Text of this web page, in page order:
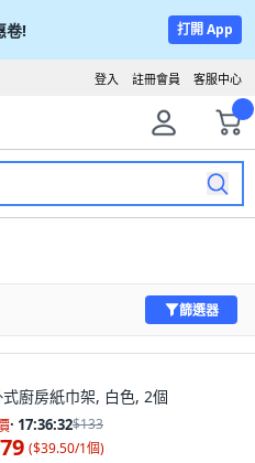
卷! 打開 App
客服中心
註冊會員
登入
篩選器
廚房紙巾架, 白色, 2個
· 17:36:31$133
($39.50/1個)